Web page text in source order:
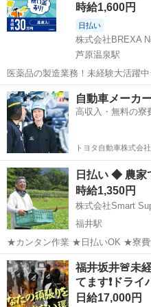
時給1,600円
日払い
株式会社BREXA
芦原温泉駅
医薬品の製造業務！未経験大活躍
万円以上可◎社会保険完備！備品
あり♪食堂あり◎《福井県あわら市》 人気の工場のお仕事 ◇医薬
製造オペレーター◇ 【具体的...
福井 あわら市 芦原温泉駅
自動車メーカ
高収入・無料の寮
トヨタ自動車株式会社
日払い ◆ 農家
時給1,350円
株式会社Smart
福井駅
★カンタン作業 ★日払いOK ★寮費
（最短翌日） ■ 仕事内容 主に以下のような作業を行います。 基本的
には複数人で
福井 福井市 福井駅 仕
福井坂井🚨未
てます❗️ドライ
日給17,000円